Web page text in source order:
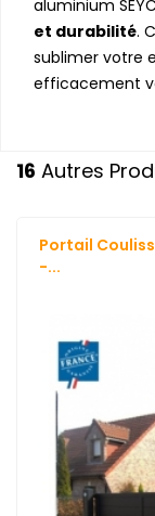
aluminium
et durabilité.
sublimer votre
efficacement
16 Autres
Portail
-...